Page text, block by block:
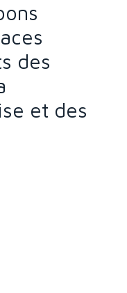
des
et des